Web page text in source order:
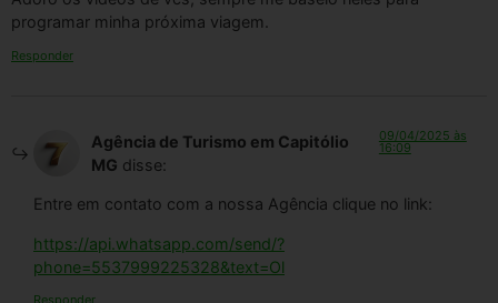
programar minha próxima viagem.
Responder
Agência de Turismo em Capitólio
MG disse:
09/04/2025 às
16:09
Entre em contato com a nossa Agência clique no link:
https://api.whatsapp.com/send/?
phone=5537999225328&text=Ol
Responder